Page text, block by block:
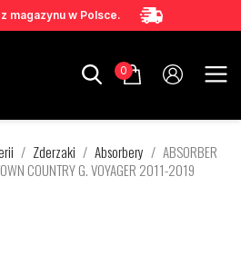
magazynu w Polsce.
0
Zderzaki Absorbery
ABSORBER
COUNTRY G. VOYAGER 2011-2019